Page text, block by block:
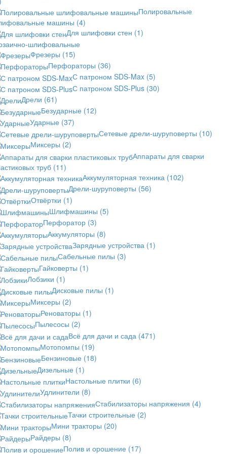
Полировальные
машины (4)
Для шлифовки стен (1)
шлифовальные
Фрезеры (15)
Перфораторы (36)
С патроном SDS-Max (5)
С патроном SDS-Plus (30)
Дрели (61)
Безударные (12)
Ударные (37)
Сетевые дрели-шуруповерты (10)
Миксеры (2)
Аппараты для сварки
труб (11)
Аккумуляторная техника (102)
Дрели-шуруповерты (56)
Отвёртки (1)
Шлифмашины (5)
Перфоратор (3)
Аккумуляторы (8)
Зарядные устройства (1)
Сабельные пилы (3)
Гайковерты (1)
Лобзики (1)
Дисковые пилы (1)
Миксеры (2)
Реноваторы (1)
Пылесосы (2)
Всё для дачи и сада (471)
Мотопомпы (19)
Бензиновые (18)
Дизельные (1)
Настольные плитки (6)
Удлинители (8)
Стабилизаторы напряжения (4)
Тачки строительные (2)
Мини тракторы (20)
Райдеры (8)
Полив и орошение (17)